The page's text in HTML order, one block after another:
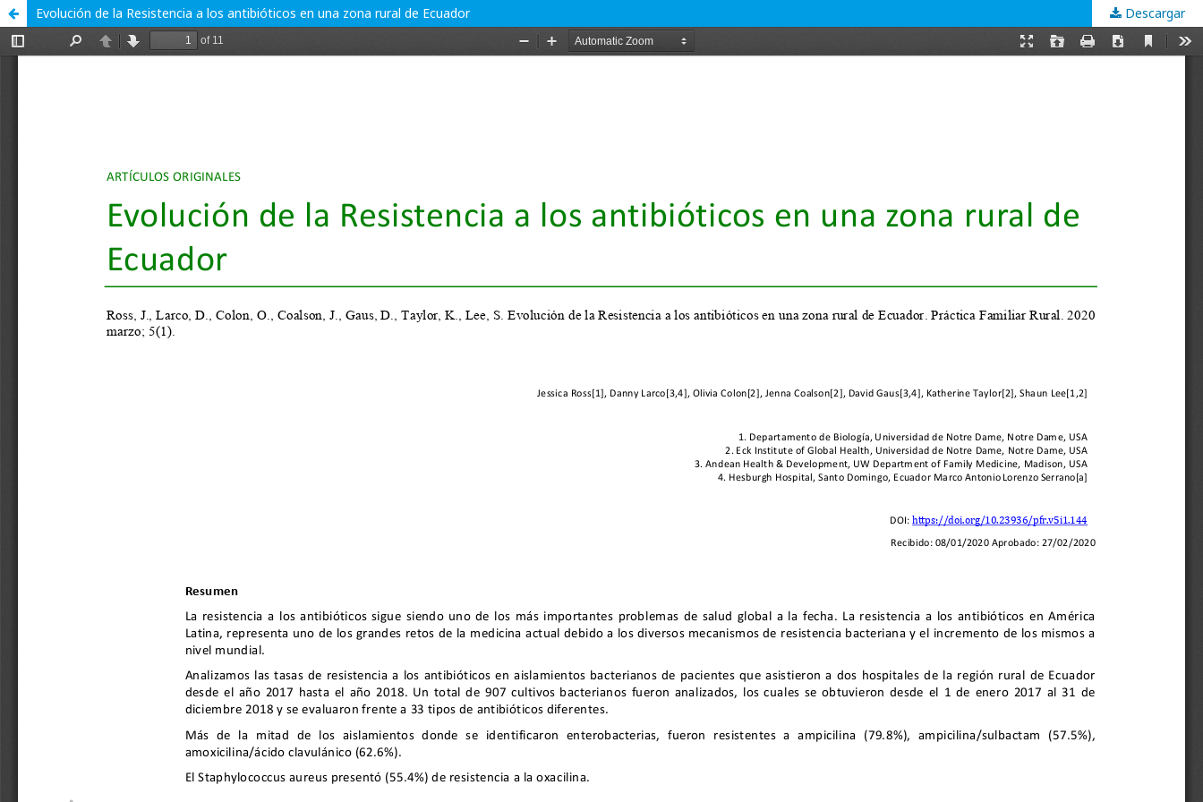
Evolución de la Resistencia a los antibióticos en una zona rural de Ecuador Descargar